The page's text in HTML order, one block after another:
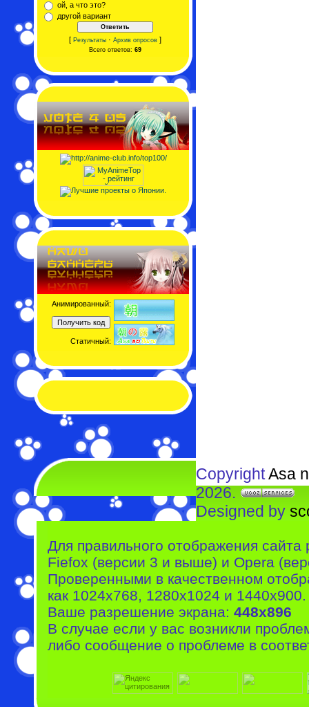
ой, а что это?
другой вариант
[ Результаты· Архив опросов]
Всего ответов: 69
Анимированный:
Статичный:
CopyrightAsa
2026.
Designed by
Для правильного отображения
Fiefox (версии 3 и выше) и Opera
Проверенными в качественном
как 1024x768, 1280x1024 и 1440x900.
Ваше разрешение экрана: 448x896
В случае если у вас возникли
либо сообщение о проблеме в